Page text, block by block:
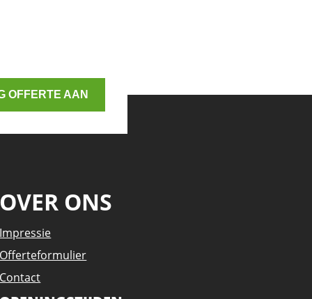
OFFERTE AAN
OVER ONS
Impressie
Offerteformulier
Contact